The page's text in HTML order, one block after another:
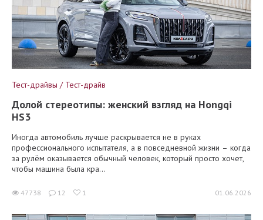
Тест-драйвы / Тест-драйв
Долой стереотипы: женский взгляд на Hongqi
HS3
Иногда автомобиль лучше раскрывается не в руках
профессионального испытателя, а в повседневной жизни – когда
за рулём оказывается обычный человек, который просто хочет,
чтобы машина была кра...
47738 12 1 01.06.2026